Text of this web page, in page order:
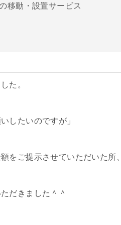
移動・設置サービス
た。
したいのですが」
をご提示させていただいた所、
だきました＾＾